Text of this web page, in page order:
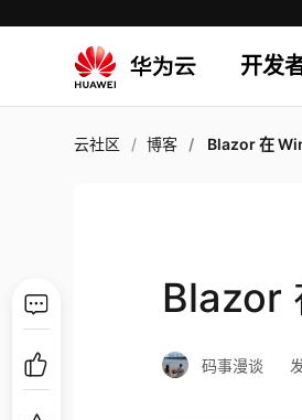
开发
云社区 博客 Blazor 在
Blazor
码事漫谈